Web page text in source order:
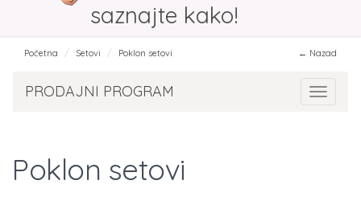
saznajte kako!
Početna Setovi Poklon setovi ← Nazad
Toggle
PRODAJNI PROGRAM
Poklon setovi